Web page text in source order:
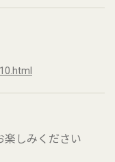
楽しみください